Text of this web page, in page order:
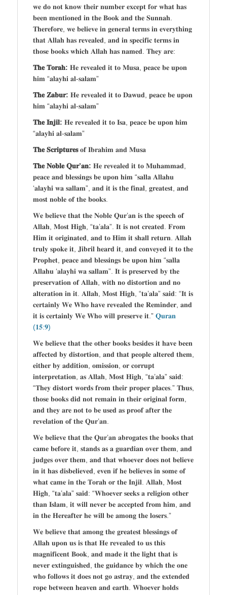
𝐰𝐞 𝐝𝐨 𝐧𝐨𝐭 𝐤𝐧𝐨𝐰 𝐭𝐡𝐞𝐢𝐫 𝐧𝐮𝐦𝐛𝐞𝐫 𝐞𝐱𝐜𝐞𝐩𝐭 𝐟𝐨𝐫 𝐰𝐡𝐚𝐭 𝐡𝐚𝐬
𝐛𝐞𝐞𝐧 𝐦𝐞𝐧𝐭𝐢𝐨𝐧𝐞𝐝 𝐢𝐧 𝐭𝐡𝐞 𝐁𝐨𝐨𝐤 𝐚𝐧𝐝 𝐭𝐡𝐞 𝐒𝐮𝐧𝐧𝐚𝐡.
𝐓𝐡𝐞𝐫𝐞𝐟𝐨𝐫𝐞, 𝐰𝐞 𝐛𝐞𝐥𝐢𝐞𝐯𝐞 𝐢𝐧 𝐠𝐞𝐧𝐞𝐫𝐚𝐥 𝐭𝐞𝐫𝐦𝐬 𝐢𝐧 𝐞𝐯𝐞𝐫𝐲𝐭𝐡𝐢𝐧𝐠
𝐭𝐡𝐚𝐭 𝐀𝐥𝐥𝐚𝐡 𝐡𝐚𝐬 𝐫𝐞𝐯𝐞𝐚𝐥𝐞𝐝, 𝐚𝐧𝐝 𝐢𝐧 𝐬𝐩𝐞𝐜𝐢𝐟𝐢𝐜 𝐭𝐞𝐫𝐦𝐬 𝐢𝐧
𝐭𝐡𝐨𝐬𝐞 𝐛𝐨𝐨𝐤𝐬 𝐰𝐡𝐢𝐜𝐡 𝐀𝐥𝐥𝐚𝐡 𝐡𝐚𝐬 𝐧𝐚𝐦𝐞𝐝. 𝐓𝐡𝐞𝐲 𝐚𝐫𝐞:
𝐓𝐡𝐞 𝐓𝐨𝐫𝐚𝐡: 𝐇𝐞 𝐫𝐞𝐯𝐞𝐚𝐥𝐞𝐝 𝐢𝐭 𝐭𝐨 𝐌𝐮𝐬𝐚, 𝐩𝐞𝐚𝐜𝐞 𝐛𝐞 𝐮𝐩𝐨𝐧
𝐡𝐢𝐦 “𝐚𝐥𝐚𝐲𝐡𝐢 𝐚𝐥-𝐬𝐚𝐥𝐚𝐦”
𝐓𝐡𝐞 𝐙𝐚𝐛𝐮𝐫: 𝐇𝐞 𝐫𝐞𝐯𝐞𝐚𝐥𝐞𝐝 𝐢𝐭 𝐭𝐨 𝐃𝐚𝐰𝐮𝐝, 𝐩𝐞𝐚𝐜𝐞 𝐛𝐞 𝐮𝐩𝐨𝐧
𝐡𝐢𝐦 “𝐚𝐥𝐚𝐲𝐡𝐢 𝐚𝐥-𝐬𝐚𝐥𝐚𝐦”
𝐓𝐡𝐞 𝐈𝐧𝐣𝐢𝐥: 𝐇𝐞 𝐫𝐞𝐯𝐞𝐚𝐥𝐞𝐝 𝐢𝐭 𝐭𝐨 𝐈𝐬𝐚, 𝐩𝐞𝐚𝐜𝐞 𝐛𝐞 𝐮𝐩𝐨𝐧 𝐡𝐢𝐦
“𝐚𝐥𝐚𝐲𝐡𝐢 𝐚𝐥-𝐬𝐚𝐥𝐚𝐦”
𝐓𝐡𝐞 𝐒𝐜𝐫𝐢𝐩𝐭𝐮𝐫𝐞𝐬𝐨𝐟 𝐈𝐛𝐫𝐚𝐡𝐢𝐦 𝐚𝐧𝐝 𝐌𝐮𝐬𝐚
𝐓𝐡𝐞 𝐍𝐨𝐛𝐥𝐞 𝐐𝐮𝐫’𝐚𝐧: 𝐇𝐞 𝐫𝐞𝐯𝐞𝐚𝐥𝐞𝐝 𝐢𝐭 𝐭𝐨 𝐌𝐮𝐡𝐚𝐦𝐦𝐚𝐝,
𝐩𝐞𝐚𝐜𝐞 𝐚𝐧𝐝 𝐛𝐥𝐞𝐬𝐬𝐢𝐧𝐠𝐬 𝐛𝐞 𝐮𝐩𝐨𝐧 𝐡𝐢𝐦 “𝐬𝐚𝐥𝐥𝐚 𝐀𝐥𝐥𝐚𝐡𝐮
‘𝐚𝐥𝐚𝐲𝐡𝐢 𝐰𝐚 𝐬𝐚𝐥𝐥𝐚𝐦”, 𝐚𝐧𝐝 𝐢𝐭 𝐢𝐬 𝐭𝐡𝐞 𝐟𝐢𝐧𝐚𝐥, 𝐠𝐫𝐞𝐚𝐭𝐞𝐬𝐭, 𝐚𝐧𝐝
𝐦𝐨𝐬𝐭 𝐧𝐨𝐛𝐥𝐞 𝐨𝐟 𝐭𝐡𝐞 𝐛𝐨𝐨𝐤𝐬.
𝐖𝐞 𝐛𝐞𝐥𝐢𝐞𝐯𝐞 𝐭𝐡𝐚𝐭 𝐭𝐡𝐞 𝐍𝐨𝐛𝐥𝐞 𝐐𝐮𝐫’𝐚𝐧 𝐢𝐬 𝐭𝐡𝐞 𝐬𝐩𝐞𝐞𝐜𝐡 𝐨𝐟
𝐀𝐥𝐥𝐚𝐡, 𝐌𝐨𝐬𝐭 𝐇𝐢𝐠𝐡, “𝐭𝐚’𝐚𝐥𝐚”. 𝐈𝐭 𝐢𝐬 𝐧𝐨𝐭 𝐜𝐫𝐞𝐚𝐭𝐞𝐝. 𝐅𝐫𝐨𝐦
𝐇𝐢𝐦 𝐢𝐭 𝐨𝐫𝐢𝐠𝐢𝐧𝐚𝐭𝐞𝐝, 𝐚𝐧𝐝 𝐭𝐨 𝐇𝐢𝐦 𝐢𝐭 𝐬𝐡𝐚𝐥𝐥 𝐫𝐞𝐭𝐮𝐫𝐧. 𝐀𝐥𝐥𝐚𝐡
𝐭𝐫𝐮𝐥𝐲 𝐬𝐩𝐨𝐤𝐞 𝐢𝐭, 𝐉𝐢𝐛𝐫𝐢𝐥 𝐡𝐞𝐚𝐫𝐝 𝐢𝐭, 𝐚𝐧𝐝 𝐜𝐨𝐧𝐯𝐞𝐲𝐞𝐝 𝐢𝐭 𝐭𝐨 𝐭𝐡𝐞
𝐏𝐫𝐨𝐩𝐡𝐞𝐭, 𝐩𝐞𝐚𝐜𝐞 𝐚𝐧𝐝 𝐛𝐥𝐞𝐬𝐬𝐢𝐧𝐠𝐬 𝐛𝐞 𝐮𝐩𝐨𝐧 𝐡𝐢𝐦 “𝐬𝐚𝐥𝐥𝐚
𝐀𝐥𝐥𝐚𝐡𝐮 ‘𝐚𝐥𝐚𝐲𝐡𝐢 𝐰𝐚 𝐬𝐚𝐥𝐥𝐚𝐦”. 𝐈𝐭 𝐢𝐬 𝐩𝐫𝐞𝐬𝐞𝐫𝐯𝐞𝐝 𝐛𝐲 𝐭𝐡𝐞
𝐩𝐫𝐞𝐬𝐞𝐫𝐯𝐚𝐭𝐢𝐨𝐧 𝐨𝐟 𝐀𝐥𝐥𝐚𝐡, 𝐰𝐢𝐭𝐡 𝐧𝐨 𝐝𝐢𝐬𝐭𝐨𝐫𝐭𝐢𝐨𝐧 𝐚𝐧𝐝 𝐧𝐨
𝐚𝐥𝐭𝐞𝐫𝐚𝐭𝐢𝐨𝐧 𝐢𝐧 𝐢𝐭. 𝐀𝐥𝐥𝐚𝐡, 𝐌𝐨𝐬𝐭 𝐇𝐢𝐠𝐡, “𝐭𝐚’𝐚𝐥𝐚” 𝐬𝐚𝐢𝐝: “𝐈𝐭 𝐢𝐬
𝐜𝐞𝐫𝐭𝐚𝐢𝐧𝐥𝐲 𝐖𝐞 𝐖𝐡𝐨 𝐡𝐚𝐯𝐞 𝐫𝐞𝐯𝐞𝐚𝐥𝐞𝐝 𝐭𝐡𝐞 𝐑𝐞𝐦𝐢𝐧𝐝𝐞𝐫, 𝐚𝐧𝐝
𝐢𝐭 𝐢𝐬 𝐜𝐞𝐫𝐭𝐚𝐢𝐧𝐥𝐲 𝐖𝐞 𝐖𝐡𝐨 𝐰𝐢𝐥𝐥 𝐩𝐫𝐞𝐬𝐞𝐫𝐯𝐞 𝐢𝐭.” 𝐐𝐮𝐫𝐚𝐧
(𝟏𝟓:𝟗)
𝐖𝐞 𝐛𝐞𝐥𝐢𝐞𝐯𝐞 𝐭𝐡𝐚𝐭 𝐭𝐡𝐞 𝐨𝐭𝐡𝐞𝐫 𝐛𝐨𝐨𝐤𝐬 𝐛𝐞𝐬𝐢𝐝𝐞𝐬 𝐢𝐭 𝐡𝐚𝐯𝐞 𝐛𝐞𝐞𝐧
𝐚𝐟𝐟𝐞𝐜𝐭𝐞𝐝 𝐛𝐲 𝐝𝐢𝐬𝐭𝐨𝐫𝐭𝐢𝐨𝐧, 𝐚𝐧𝐝 𝐭𝐡𝐚𝐭 𝐩𝐞𝐨𝐩𝐥𝐞 𝐚𝐥𝐭𝐞𝐫𝐞𝐝 𝐭𝐡𝐞𝐦,
𝐞𝐢𝐭𝐡𝐞𝐫 𝐛𝐲 𝐚𝐝𝐝𝐢𝐭𝐢𝐨𝐧, 𝐨𝐦𝐢𝐬𝐬𝐢𝐨𝐧, 𝐨𝐫 𝐜𝐨𝐫𝐫𝐮𝐩𝐭
𝐢𝐧𝐭𝐞𝐫𝐩𝐫𝐞𝐭𝐚𝐭𝐢𝐨𝐧, 𝐚𝐬 𝐀𝐥𝐥𝐚𝐡, 𝐌𝐨𝐬𝐭 𝐇𝐢𝐠𝐡, “𝐭𝐚’𝐚𝐥𝐚” 𝐬𝐚𝐢𝐝:
“𝐓𝐡𝐞𝐲 𝐝𝐢𝐬𝐭𝐨𝐫𝐭 𝐰𝐨𝐫𝐝𝐬 𝐟𝐫𝐨𝐦 𝐭𝐡𝐞𝐢𝐫 𝐩𝐫𝐨𝐩𝐞𝐫 𝐩𝐥𝐚𝐜𝐞𝐬.” 𝐓𝐡𝐮𝐬,
𝐭𝐡𝐨𝐬𝐞 𝐛𝐨𝐨𝐤𝐬 𝐝𝐢𝐝 𝐧𝐨𝐭 𝐫𝐞𝐦𝐚𝐢𝐧 𝐢𝐧 𝐭𝐡𝐞𝐢𝐫 𝐨𝐫𝐢𝐠𝐢𝐧𝐚𝐥 𝐟𝐨𝐫𝐦,
𝐚𝐧𝐝 𝐭𝐡𝐞𝐲 𝐚𝐫𝐞 𝐧𝐨𝐭 𝐭𝐨 𝐛𝐞 𝐮𝐬𝐞𝐝 𝐚𝐬 𝐩𝐫𝐨𝐨𝐟 𝐚𝐟𝐭𝐞𝐫 𝐭𝐡𝐞
𝐫𝐞𝐯𝐞𝐥𝐚𝐭𝐢𝐨𝐧 𝐨𝐟 𝐭𝐡𝐞 𝐐𝐮𝐫’𝐚𝐧.
𝐖𝐞 𝐛𝐞𝐥𝐢𝐞𝐯𝐞 𝐭𝐡𝐚𝐭 𝐭𝐡𝐞 𝐐𝐮𝐫’𝐚𝐧 𝐚𝐛𝐫𝐨𝐠𝐚𝐭𝐞𝐬 𝐭𝐡𝐞 𝐛𝐨𝐨𝐤𝐬 𝐭𝐡𝐚𝐭
𝐜𝐚𝐦𝐞 𝐛𝐞𝐟𝐨𝐫𝐞 𝐢𝐭, 𝐬𝐭𝐚𝐧𝐝𝐬 𝐚𝐬 𝐚 𝐠𝐮𝐚𝐫𝐝𝐢𝐚𝐧 𝐨𝐯𝐞𝐫 𝐭𝐡𝐞𝐦, 𝐚𝐧𝐝
𝐣𝐮𝐝𝐠𝐞𝐬 𝐨𝐯𝐞𝐫 𝐭𝐡𝐞𝐦, 𝐚𝐧𝐝 𝐭𝐡𝐚𝐭 𝐰𝐡𝐨𝐞𝐯𝐞𝐫 𝐝𝐨𝐞𝐬 𝐧𝐨𝐭 𝐛𝐞𝐥𝐢𝐞𝐯𝐞
𝐢𝐧 𝐢𝐭 𝐡𝐚𝐬 𝐝𝐢𝐬𝐛𝐞𝐥𝐢𝐞𝐯𝐞𝐝, 𝐞𝐯𝐞𝐧 𝐢𝐟 𝐡𝐞 𝐛𝐞𝐥𝐢𝐞𝐯𝐞𝐬 𝐢𝐧 𝐬𝐨𝐦𝐞 𝐨𝐟
𝐰𝐡𝐚𝐭 𝐜𝐚𝐦𝐞 𝐢𝐧 𝐭𝐡𝐞 𝐓𝐨𝐫𝐚𝐡 𝐨𝐫 𝐭𝐡𝐞 𝐈𝐧𝐣𝐢𝐥. 𝐀𝐥𝐥𝐚𝐡, 𝐌𝐨𝐬𝐭
𝐇𝐢𝐠𝐡, “𝐭𝐚’𝐚𝐥𝐚” 𝐬𝐚𝐢𝐝: “𝐖𝐡𝐨𝐞𝐯𝐞𝐫 𝐬𝐞𝐞𝐤𝐬 𝐚 𝐫𝐞𝐥𝐢𝐠𝐢𝐨𝐧 𝐨𝐭𝐡𝐞𝐫
𝐭𝐡𝐚𝐧 𝐈𝐬𝐥𝐚𝐦, 𝐢𝐭 𝐰𝐢𝐥𝐥 𝐧𝐞𝐯𝐞𝐫 𝐛𝐞 𝐚𝐜𝐜𝐞𝐩𝐭𝐞𝐝 𝐟𝐫𝐨𝐦 𝐡𝐢𝐦, 𝐚𝐧𝐝
𝐢𝐧 𝐭𝐡𝐞 𝐇𝐞𝐫𝐞𝐚𝐟𝐭𝐞𝐫 𝐡𝐞 𝐰𝐢𝐥𝐥 𝐛𝐞 𝐚𝐦𝐨𝐧𝐠 𝐭𝐡𝐞 𝐥𝐨𝐬𝐞𝐫𝐬.”
𝐖𝐞 𝐛𝐞𝐥𝐢𝐞𝐯𝐞 𝐭𝐡𝐚𝐭 𝐚𝐦𝐨𝐧𝐠 𝐭𝐡𝐞 𝐠𝐫𝐞𝐚𝐭𝐞𝐬𝐭 𝐛𝐥𝐞𝐬𝐬𝐢𝐧𝐠𝐬 𝐨𝐟
𝐀𝐥𝐥𝐚𝐡 𝐮𝐩𝐨𝐧 𝐮𝐬 𝐢𝐬 𝐭𝐡𝐚𝐭 𝐇𝐞 𝐫𝐞𝐯𝐞𝐚𝐥𝐞𝐝 𝐭𝐨 𝐮𝐬 𝐭𝐡𝐢𝐬
𝐦𝐚𝐠𝐧𝐢𝐟𝐢𝐜𝐞𝐧𝐭 𝐁𝐨𝐨𝐤, 𝐚𝐧𝐝 𝐦𝐚𝐝𝐞 𝐢𝐭 𝐭𝐡𝐞 𝐥𝐢𝐠𝐡𝐭 𝐭𝐡𝐚𝐭 𝐢𝐬
𝐧𝐞𝐯𝐞𝐫 𝐞𝐱𝐭𝐢𝐧𝐠𝐮𝐢𝐬𝐡𝐞𝐝, 𝐭𝐡𝐞 𝐠𝐮𝐢𝐝𝐚𝐧𝐜𝐞 𝐛𝐲 𝐰𝐡𝐢𝐜𝐡 𝐭𝐡𝐞 𝐨𝐧𝐞
𝐰𝐡𝐨 𝐟𝐨𝐥𝐥𝐨𝐰𝐬 𝐢𝐭 𝐝𝐨𝐞𝐬 𝐧𝐨𝐭 𝐠𝐨 𝐚𝐬𝐭𝐫𝐚𝐲, 𝐚𝐧𝐝 𝐭𝐡𝐞 𝐞𝐱𝐭𝐞𝐧𝐝𝐞𝐝
𝐫𝐨𝐩𝐞 𝐛𝐞𝐭𝐰𝐞𝐞𝐧 𝐡𝐞𝐚𝐯𝐞𝐧 𝐚𝐧𝐝 𝐞𝐚𝐫𝐭𝐡. 𝐖𝐡𝐨𝐞𝐯𝐞𝐫 𝐡𝐨𝐥𝐝𝐬